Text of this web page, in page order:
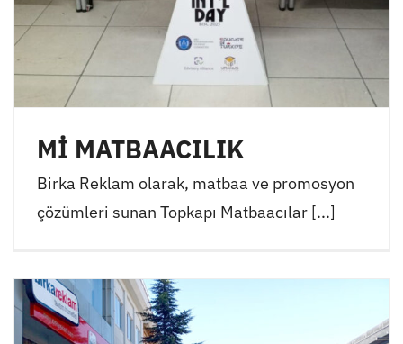
Mİ MATBAACILIK
Birka Reklam olarak, matbaa ve promosyon
çözümleri sunan Topkapı Matbaacılar [...]